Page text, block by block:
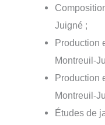
Juigné ;
Production
Montreuil-
Production
Montreuil-
Études de